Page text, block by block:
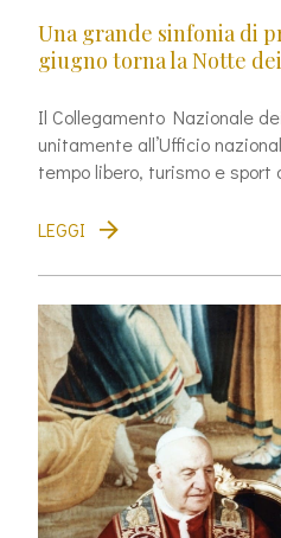
Una grande sinfonia di
giugno torna la Notte
Il Collegamento Nazionale
unitamente all’Ufficio
tempo libero, turismo e sport
LEGGI